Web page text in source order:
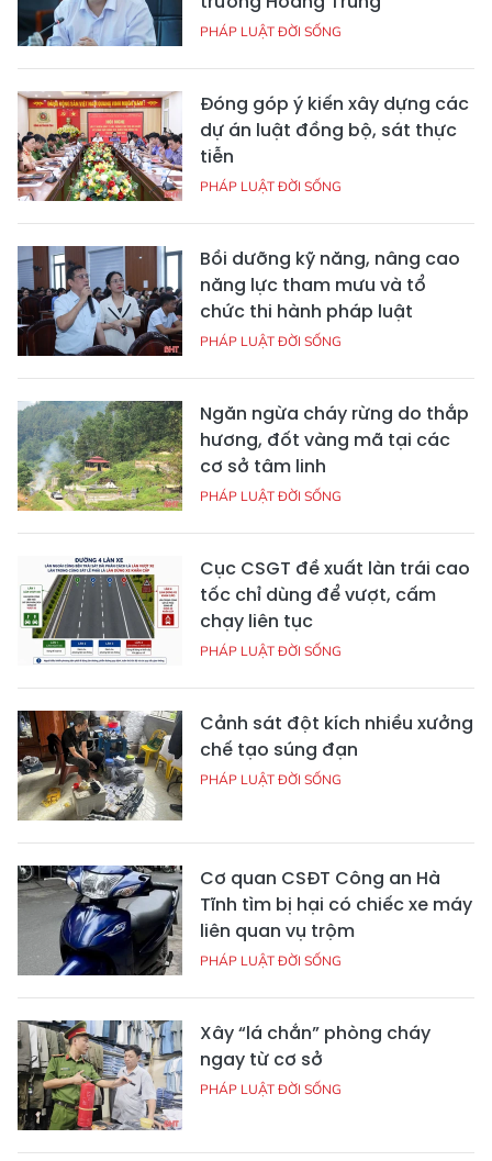
PHÁP LUẬT ĐỜI SỐNG
Đóng góp ý kiến xây dựng các
dự án luật đồng bộ, sát thực
tiễn
PHÁP LUẬT ĐỜI SỐNG
Bồi dưỡng kỹ năng, nâng cao
năng lực tham mưu và tổ
chức thi hành pháp luật
PHÁP LUẬT ĐỜI SỐNG
Ngăn ngừa cháy rừng do thắp
hương, đốt vàng mã tại các
cơ sở tâm linh
PHÁP LUẬT ĐỜI SỐNG
Cục CSGT đề xuất làn trái cao
tốc chỉ dùng để vượt, cấm
chạy liên tục
PHÁP LUẬT ĐỜI SỐNG
Cảnh sát đột kích nhiều xưởng
chế tạo súng đạn
PHÁP LUẬT ĐỜI SỐNG
Cơ quan CSĐT Công an Hà
Tĩnh tìm bị hại có chiếc xe máy
liên quan vụ trộm
PHÁP LUẬT ĐỜI SỐNG
Xây “lá chắn” phòng cháy
ngay từ cơ sở
PHÁP LUẬT ĐỜI SỐNG